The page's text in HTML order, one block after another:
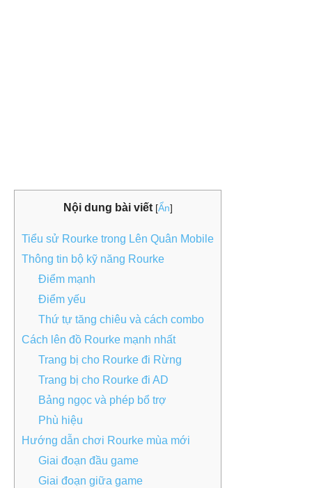
Nội dung bài viết [Ẩn]
Tiểu sử Rourke trong Lên Quân Mobile
Thông tin bộ kỹ năng Rourke
Điểm mạnh
Điểm yếu
Thứ tự tăng chiêu và cách combo
Cách lên đồ Rourke mạnh nhất
Trang bị cho Rourke đi Rừng
Trang bị cho Rourke đi AD
Bảng ngọc và phép bổ trợ
Phù hiệu
Hướng dẫn chơi Rourke mùa mới
Giai đoạn đầu game
Giai đoạn giữa game